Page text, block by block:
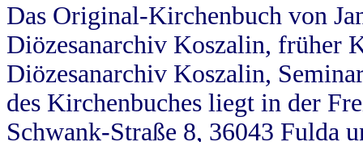
Das Original-Kirchenbuch von
Diözesanarchiv Koszalin, früher
Diözesanarchiv Koszalin,
des Kirchenbuches liegt in der
Schwank-Straße 8, 36043 Fulda